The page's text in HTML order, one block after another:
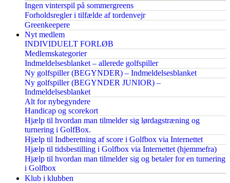
Ingen vinterspil på sommergreens
Forholdsregler i tilfælde af tordenvejr
Greenkeepere
Nyt medlem
INDIVIDUELT FORLØB
Medlemskategorier
Indmeldelsesblanket – allerede golfspiller
Ny golfspiller (BEGYNDER) – Indmeldelsesblanket
Ny golfspiller (BEGYNDER JUNIOR) –
Indmeldelsesblanket
Alt for nybegyndere
Handicap og scorekort
Hjælp til hvordan man tilmelder sig lørdagstræning og
turnering i GolfBox.
Hjælp til Indberetning af score i Golfbox via Internettet
Hjælp til tidsbestilling i Golfbox via Internettet (hjemmefra)
Hjælp til hvordan man tilmelder sig og betaler for en turnering
i Golfbox
Klub i klubben